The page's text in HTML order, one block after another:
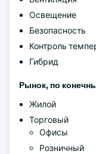
Освещение
Безопасность
Контроль
Гибрид
Рынок, по
Жилой
Торговый
Офисы
Розничный